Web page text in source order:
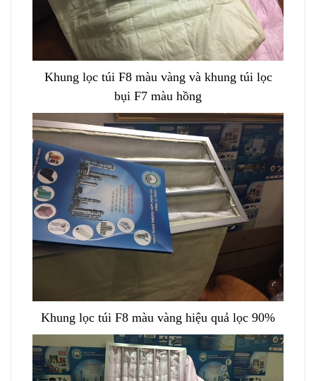
Khung lọc túi F8 màu vàng và khung túi lọc
bụi F7 màu hồng
Khung lọc túi F8 màu vàng hiệu quả lọc 90%